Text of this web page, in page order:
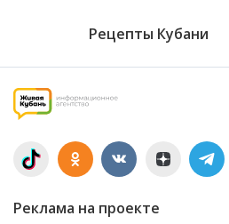
Рецепты Кубани
Реклама на проекте